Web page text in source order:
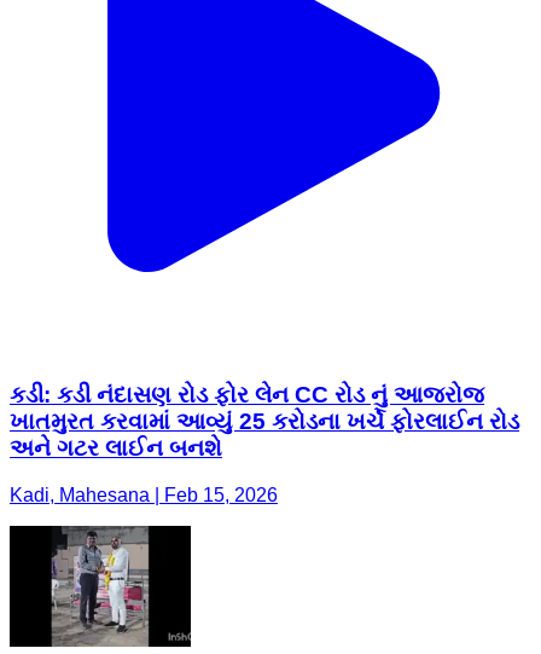
કડી: કડી નંદાસણ રોડ ફોર લેન CC રોડ નું આજરોજ
ખાતમુરત કરવામાં આવ્યું 25 કરોડના ખર્ચે ફોરલાઈન રોડ
અને ગટર લાઈન બનશે
Kadi, Mahesana | Feb 15, 2026